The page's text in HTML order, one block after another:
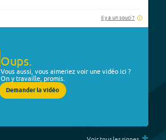
Il y a un souci ?
Oups.
Vous aussi, vous aimeriez voir une vidéo ici ?
On y travaille, promis.
Demander la vidéo